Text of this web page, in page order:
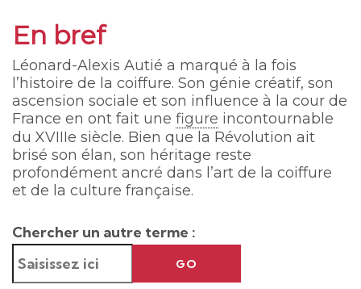
En bref
Léonard-Alexis Autié a marqué à la fois
l’histoire de la coiffure. Son génie créatif, son
ascension sociale et son influence à la cour de
France en ont fait une figure incontournable
du XVIIIe siècle. Bien que la Révolution ait
brisé son élan, son héritage reste
profondément ancré dans l’art de la coiffure
et de la culture française.
Chercher un autre terme :
GO